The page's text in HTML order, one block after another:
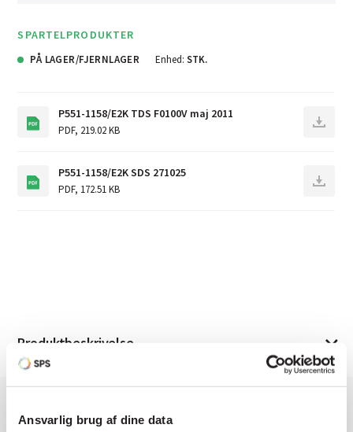
Ansvarlig brug af dine data
SPARTELPRODUKTER
PÅ LAGER/FJERNLAGER Enhed: STK.
P551-1158/E2K TDS F0100V maj 2011
PDF, 219.02 KB
P551-1158/E2K SDS 271025
PDF, 172.51 KB
Produktbeskrivelse